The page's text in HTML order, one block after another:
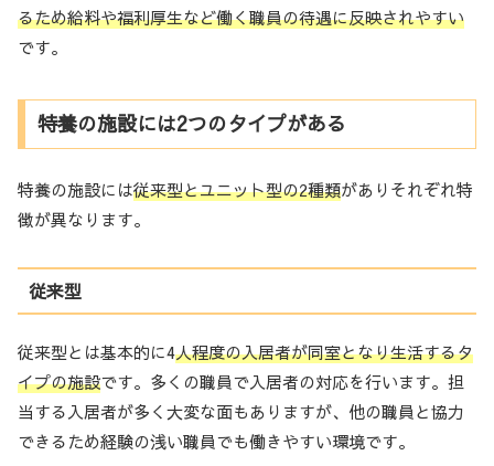
るため給料や福利厚生など働く職員の待遇に反映されやすい
です。
特養の施設には2つのタイプがある
特養の施設には従来型とユニット型の2種類がありそれぞれ特
徴が異なります。
従来型
従来型とは基本的に4人程度の入居者が同室となり生活するタ
イプの施設です。多くの職員で入居者の対応を行います。担
当する入居者が多く大変な面もありますが、他の職員と協力
できるため経験の浅い職員でも働きやすい環境です。